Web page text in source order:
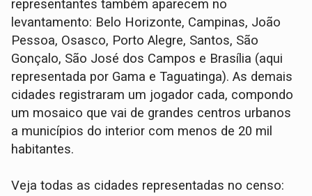
representantes também aparecem no
levantamento: Belo Horizonte, Campinas, João
Pessoa, Osasco, Porto Alegre, Santos, São
Gonçalo, São José dos Campos e Brasília (aqui
representada por Gama e Taguatinga). As demais
cidades registraram um jogador cada, compondo
um mosaico que vai de grandes centros urbanos
a municípios do interior com menos de 20 mil
habitantes.
Veja todas as cidades representadas no censo: